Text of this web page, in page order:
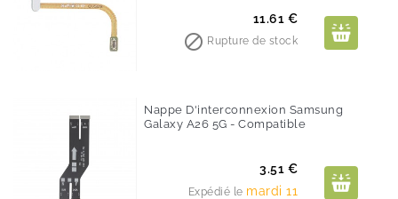
Prix
11.61 €
 Rupture de stock
Nappe D'interconnexion Samsung
Galaxy A26 5G - Compatible
Prix
3.51 €
Expédié le mardi 11